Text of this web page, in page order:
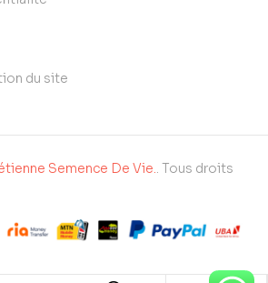
du site
Semence De Vie.. Tous droits